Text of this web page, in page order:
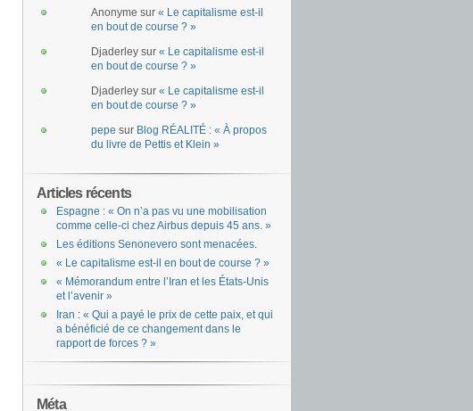
Anonyme sur « Le capitalisme est-il
en bout de course ? »
Djaderley sur « Le capitalisme est-il
en bout de course ? »
Djaderley sur « Le capitalisme est-il
en bout de course ? »
pepe sur Blog RÉALITÉ : « À propos
du livre de Pettis et Klein »
Articles récents
Espagne : « On n’a pas vu une mobilisation
comme celle-ci chez Airbus depuis 45 ans. »
Les éditions Senonevero sont menacées.
« Le capitalisme est-il en bout de course ? »
« Mémorandum entre l’Iran et les États-Unis
et l’avenir »
Iran : « Qui a payé le prix de cette paix, et qui
a bénéficié de ce changement dans le
rapport de forces ? »
Méta